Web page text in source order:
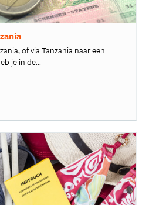
of via Tanzania naar een
je in de...